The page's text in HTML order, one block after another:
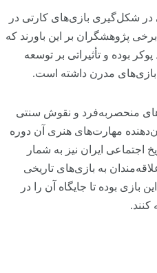
شکل‌گیری بازی‌های کارتی در
پژوهشگران بر این باورند که
بوده و تأثیراتی بر توسعه
بازی‌های مدرن داشته است.
منحصر‌به‌فرد و نقوش سنتی
مهارت‌های هنری آن دوره
اجتماعی ایران نیز به شمار
به بازی‌های تاریخی
بازی بوده تا جایگاه آن را در